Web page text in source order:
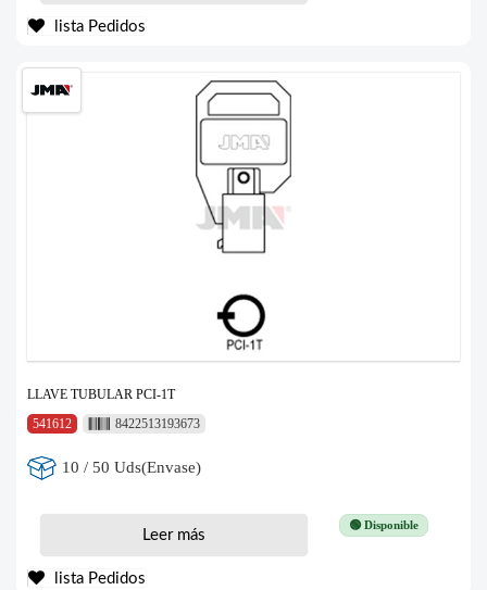
lista Pedidos
LLAVE TUBULAR PCI-1T
541612
8422513193673
10 / 50 Uds(Envase)
🟢 Disponible
Leer más
lista Pedidos